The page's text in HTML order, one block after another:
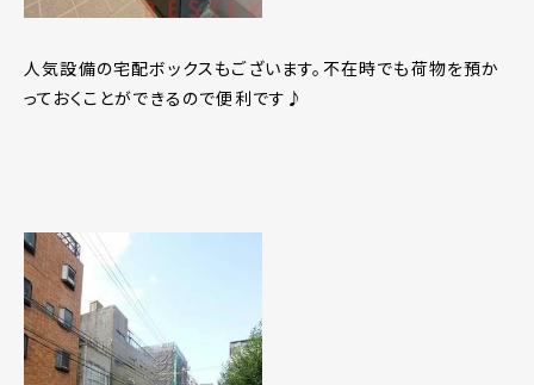
人気設備の宅配ボックスもございます。不在時でも荷物を預か
っておくことができるので便利です♪